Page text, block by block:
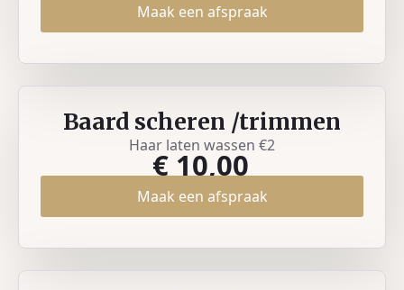
Maak een afspraak
Baard scheren /trimmen
Haar laten wassen €2
€ 10,00
Maak een afspraak